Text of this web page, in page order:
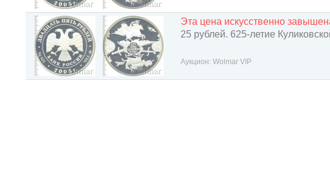
Эта цена искусственно
25 рублей. 625-летие
Аукцион: Wolmar VIP